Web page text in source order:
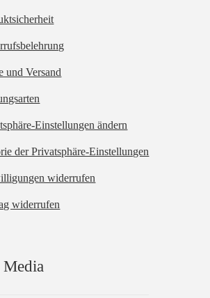
und Versand
Einstellungen ändern
der Privatsphäre-Einstellungen
widerrufen
widerrufen